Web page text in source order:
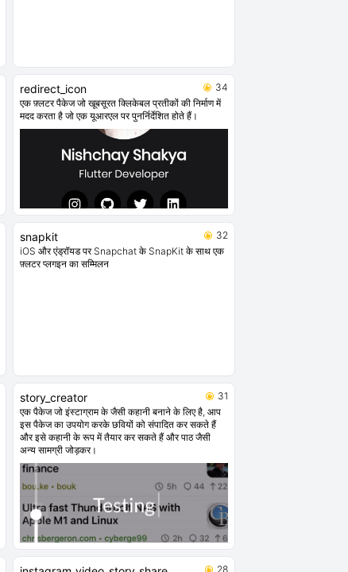
redirect_icon
34
एक फ़्लटर पैकेज जो खूबसूरत क्लिकेबल प्रतीकों की निर्माण में
मदद करता है जो एक यूआरएल पर पुनर्निर्देशित होते हैं।
snapkit
32
iOS और एंड्रॉयड पर Snapchat के SnapKit के साथ एक
फ़्लटर प्लगइन का सम्मिलन
story_creator
31
एक पैकेज जो इंस्टाग्राम के जैसी कहानी बनाने के लिए है, आप
इस पैकेज का उपयोग करके छवियों को संपादित कर सकते हैं
और इसे कहानी के रूप में तैयार कर सकते हैं और पाठ जैसी
अन्य सामग्री जोड़कर।
28